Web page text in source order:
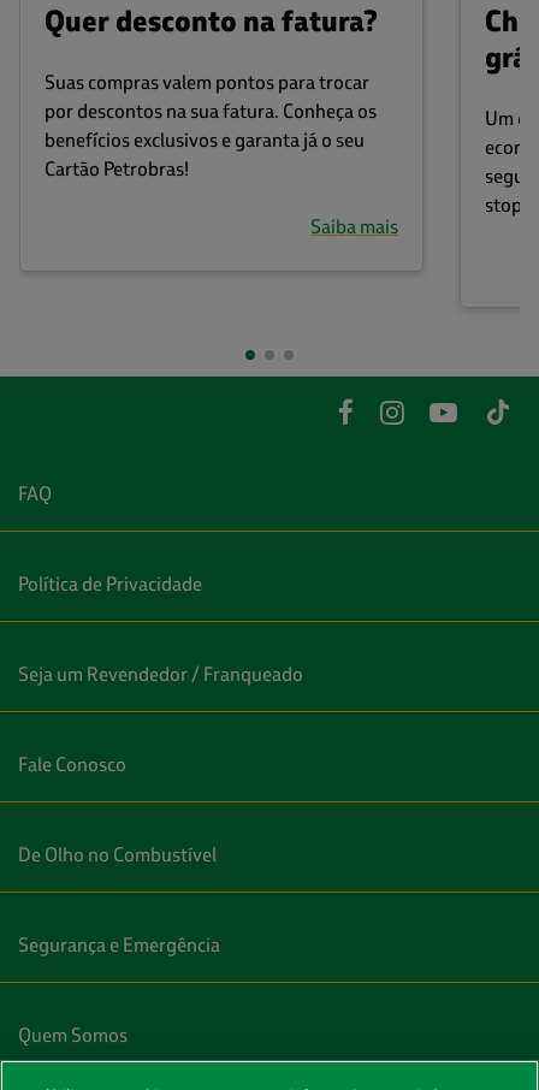
Quer desconto na fatura?
Suas compras valem pontos para trocar
por descontos na sua fatura. Conheça os
benefícios exclusivos e garanta já o seu
Cartão Petrobras!
Saiba mais
Um
stop
FAQ
Política de Privacidade
Seja um Revendedor / Franqueado
Fale Conosco
De Olho no Combustível
Segurança e Emergência
Quem Somos